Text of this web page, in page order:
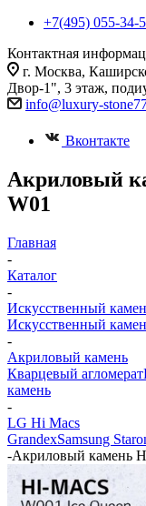
+7(495) 055-34-
Контактная
г. Москва,
Двор-1", 3 этаж,
info@luxury-
Вконтакте
Акриловый
W01
Главная
-
Каталог
-
Искусственный
Искусственный
-
Акриловый камень
Кварцевый агломерат
камень
-
LG Hi Macs
GrandexSamsung
-Акриловый камень